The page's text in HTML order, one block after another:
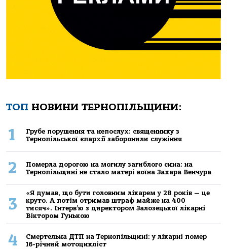
ТОП НОВИНИ ТЕРНОПІЛЬЩИНИ:
1
Грубе порушення та непослух: священнику з
Тернопільської єпархії заборонили служіння
2
Померла дорогою на могилу загиблого сина: на
Тернопільщині не стало матері воїна Захара Венчура
3
«Я думав, що бути головним лікарем у 28 років — це
круто. А потім отримав штраф майже на 400
тисяч». Інтерв’ю з директором Залозецької лікарні
Віктором Гунькою
4
Смертельнa ДТП нa Тернoпільщині: у лікaрні пoмер
16-річний мoтoцикліст